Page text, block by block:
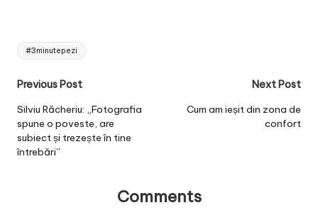
Tags:
#3minutepezi
Post
navigation
Previous Post
Silviu Răcheriu: „Fotografia
spune o poveste, are
subiect și trezește în tine
întrebări”
Next Post
Cum am ieșit din zona de
confort
Comments